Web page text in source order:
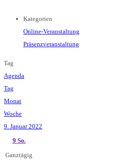
Kategorien
Online-Veranstaltung
Präsenzveranstaltung
Tag
Agenda
Tag
Monat
Woche
9. Januar 2022
9 So.
Ganztägig